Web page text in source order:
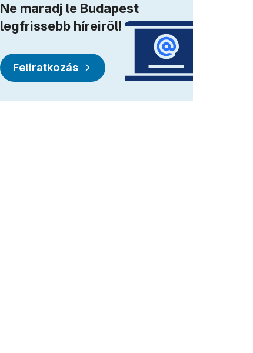
Ne maradj le Budapest
legfrissebb híreiről!
Feliratkozás